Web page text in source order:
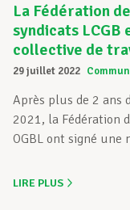
La Fédération
syndicats LCGB
collective de
29 juillet 2022
Après plus de 2 ans
2021, la Fédération
OGBL ont signé une
LIRE PLUS